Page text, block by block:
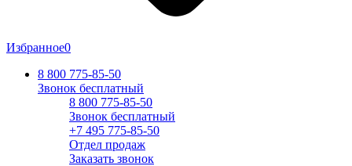
Избранное0
8 800 775-85-50
Звонок бесплатный
8 800 775-85-50
Звонок бесплатный
+7 495 775-85-50
Отдел продаж
Заказать звонок